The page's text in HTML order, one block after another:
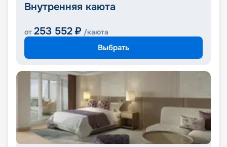
Внутренняя каюта
от 253 552 ₽ /каюта
Выбрать